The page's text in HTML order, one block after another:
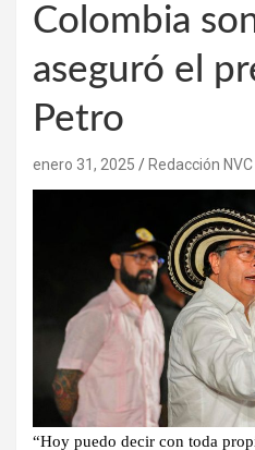
Colombia
aseguró el
Petro
enero 31, 2025 Redacción NVC
“Hoy puedo decir con toda